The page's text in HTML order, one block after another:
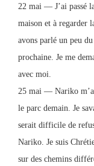
22 mai — J’ai passé
maison et à regarder
avons parlé un peu
prochaine. Je me
avec moi.
25 mai — Nariko m’a
le parc demain. Je
serait difficile de
Nariko. Je suis
sur des chemins